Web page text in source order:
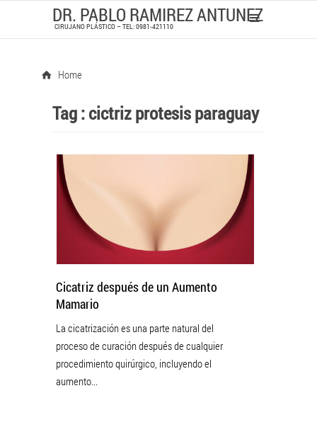
DR. PABLO RAMIREZ ANTUNEZ
CIRUJANO PLÁSTICO – TEL: 0981-421110
Home
Tag :cictriz protesis paraguay
Cicatriz después de un Aumento
Mamario
La cicatrización es una parte natural del
proceso de curación después de cualquier
procedimiento quirúrgico, incluyendo el
aumento...